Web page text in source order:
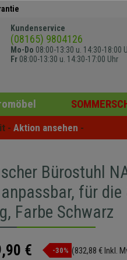
Kundenservice
(08165) 9804126
Mo-Do 08:00-13:30 u. 14:30-18:00
Fr 08:00-13:30 u. 14:30-17:00 Uhr
- Aktion ansehen -
Bürostuhl
für die
Farbe Schwarz
€ -30% (832,88 € Inkl.